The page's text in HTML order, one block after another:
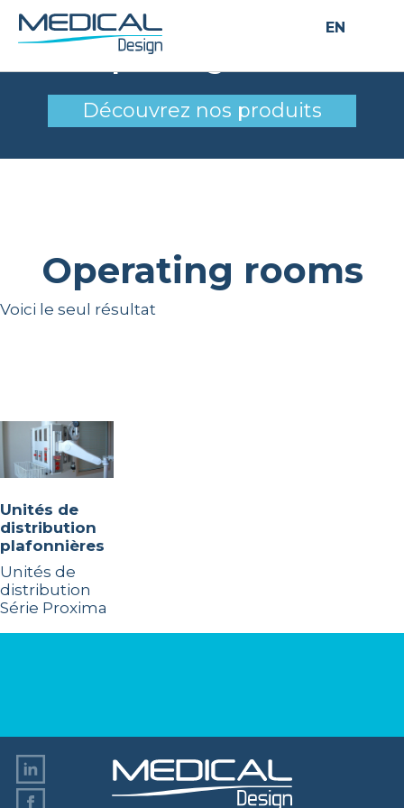
EN
Operating rooms
Découvrez nos produits
Operating rooms
Voici le seul résultat
Unités de
distribution
plafonnières
Unités de
distribution
Série Proxima